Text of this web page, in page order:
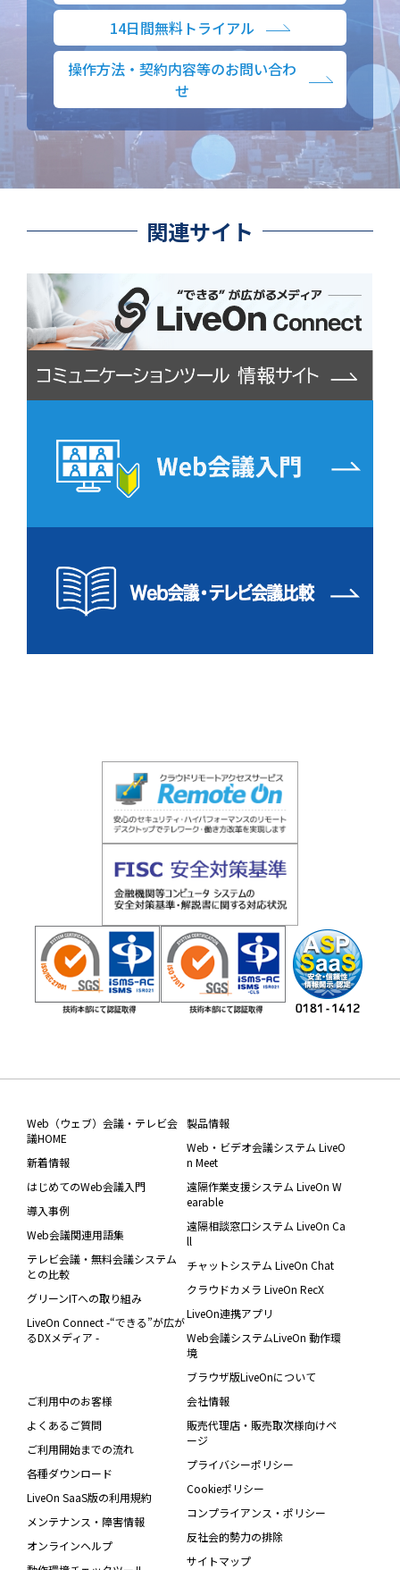
14日間無料トライアル
操作方法・契約内容等のお問い合わ
せ
関連サイト
Web（ウェブ）会議・テレビ会
議HOME
新着情報
はじめてのWeb会議入門
導入事例
Web会議関連用語集
テレビ会議・無料会議システム
との比較
グリーンITへの取り組み
LiveOn Connect -“できる”が広が
るDXメディア -
製品情報
Web・ビデオ会議システム LiveO
n Meet
遠隔作業支援システム LiveOn W
earable
遠隔相談窓口システム LiveOn Ca
ll
チャットシステム LiveOn Chat
クラウドカメラ LiveOn RecX
LiveOn連携アプリ
Web会議システムLiveOn 動作環
境
ブラウザ版LiveOnについて
ご利用中のお客様
よくあるご質問
ご利用開始までの流れ
各種ダウンロード
LiveOn SaaS版の利用規約
メンテナンス・障害情報
オンラインヘルプ
会社情報
販売代理店・販売取次様向けペ
ージ
プライバシーポリシー
Cookieポリシー
コンプライアンス・ポリシー
反社会的勢力の排除
サイトマップ